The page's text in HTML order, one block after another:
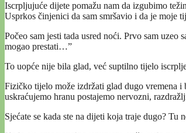
Iscrpljujuće dijete pomažu nam da izgubimo
Usprkos činjenici da sam smršavio i da je moje
Počeo sam jesti tada usred noći. Prvo sam
mogao prestati…”
To uopće nije bila glad, već suptilno tijelo
Fizičko tijelo može izdržati glad dugo vremena
uskraćujemo hranu postajemo nervozni,
Sjećate se kada ste na dijeti koja traje dugo?